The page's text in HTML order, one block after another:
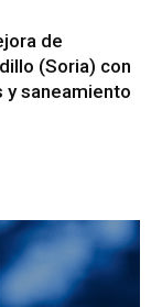
de
(Soria) con
y saneamiento